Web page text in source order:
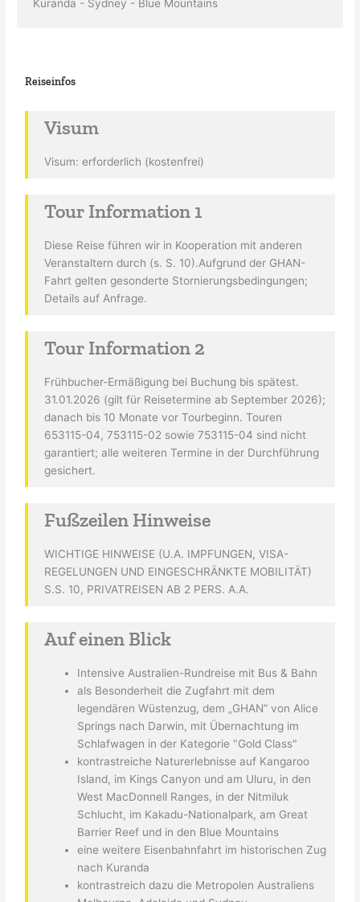
Kuranda - Sydney - Blue Mountains
Reiseinfos
Visum
Visum: erforderlich (kostenfrei)
Tour Information 1
Diese Reise führen wir in Kooperation mit anderen
Veranstaltern durch (s. S. 10).Aufgrund der GHAN-
Fahrt gelten gesonderte Stornierungsbedingungen;
Details auf Anfrage.
Tour Information 2
Frühbucher-Ermäßigung bei Buchung bis spätest.
31.01.2026 (gilt für Reisetermine ab September 2026);
danach bis 10 Monate vor Tourbeginn. Touren
653115-04, 753115-02 sowie 753115-04 sind nicht
garantiert; alle weiteren Termine in der Durchführung
gesichert.
Fußzeilen Hinweise
WICHTIGE HINWEISE (U.A. IMPFUNGEN, VISA-
REGELUNGEN UND EINGESCHRÄNKTE MOBILITÄT)
S.S. 10, PRIVATREISEN AB 2 PERS. A.A.
Auf einen Blick
Intensive Australien-Rundreise mit Bus & Bahn
als Besonderheit die Zugfahrt mit dem
legendären Wüstenzug, dem „GHAN“ von Alice
Springs nach Darwin, mit Übernachtung im
Schlafwagen in der Kategorie "Gold Class"
kontrastreiche Naturerlebnisse auf Kangaroo
Island, im Kings Canyon und am Uluru, in den
West MacDonnell Ranges, in der Nitmiluk
Schlucht, im Kakadu-Nationalpark, am Great
Barrier Reef und in den Blue Mountains
eine weitere Eisenbahnfahrt im historischen Zug
nach Kuranda
kontrastreich dazu die Metropolen Australiens